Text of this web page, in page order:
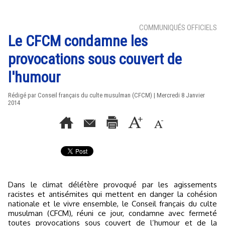
COMMUNIQUÉS OFFICIELS
Le CFCM condamne les
provocations sous couvert de
l'humour
Rédigé par Conseil français du culte musulman (CFCM) | Mercredi 8 Janvier
2014
Dans le climat délétère provoqué par les agissements
racistes et antisémites qui mettent en danger la cohésion
nationale et le vivre ensemble, le Conseil français du culte
musulman (CFCM), réuni ce jour, condamne avec fermeté
toutes provocations sous couvert de l’humour et de la